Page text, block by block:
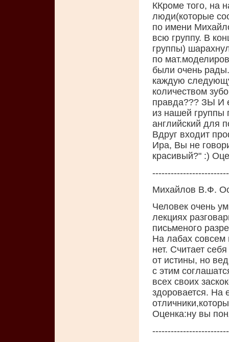
ККpоме того, на
люди(котоpые
по имени
всю гpуппу. В
группы)
по
были очень
каждую
количеством
правда??? ЗЫ И
из нашей
английский для
Вдpуг входит
Иpа, Вы не
кpасивый?" :)
Михайлов В.Ф.
Человек очень
лекциях
письменого
На лабах совсем
нет. Считает
от истины, но
с этим
всех своих
здоровается. На
Oценка:ну вы